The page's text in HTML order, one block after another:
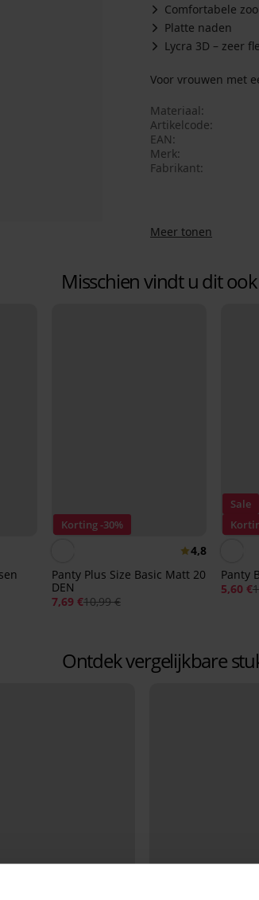
Comfortabele
Platte naden
Lycra 3D – zeer
Voor vrouwen met
Materiaal
Artikelcode
EAN
Merk
Fabrikant
Meer tonen
Misschien vindt u dit
Korting -30%
4,8
Panty Plus Size Basic Matt 20
DEN
7,69 €10,99 €
Sale
Panty
5,60 €
Ontdek vergelijkbare